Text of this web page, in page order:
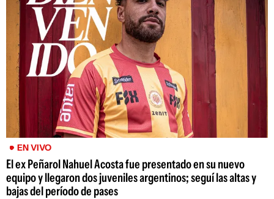
EN VIVO
El ex Peñarol Nahuel Acosta fue presentado en su nuevo
equipo y llegaron dos juveniles argentinos; seguí las altas y
bajas del período de pases